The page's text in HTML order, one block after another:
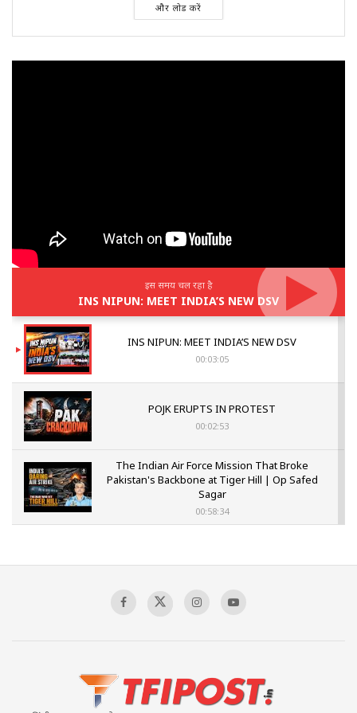
और लोड करें
इस समय चल रहा है
INS NIPUN: MEET INDIA’S NEW DSV
INS NIPUN: MEET INDIA’S NEW DSV
00:03:05
POJK ERUPTS IN PROTEST
00:02:53
The Indian Air Force Mission That Broke
Pakistan's Backbone at Tiger Hill | Op Safed
Sagar
00:58:34